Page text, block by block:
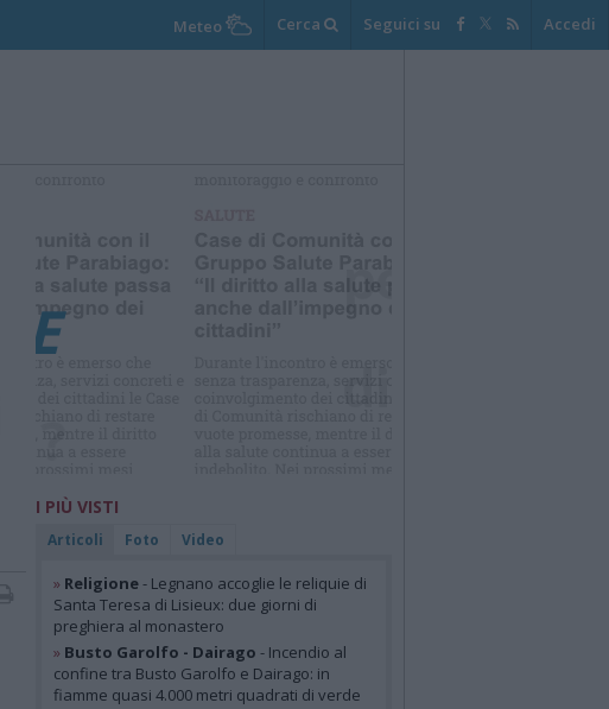
Meteo Cerca Seguici su Accedi
I PIÙ VISTI
Articoli Foto Video
» Religione- Legnano accoglie le reliquie di
Santa Teresa di Lisieux: due giorni di
preghiera al monastero
» Busto Garolfo - Dairago - Incendio al
confine tra Busto Garolfo e Dairago: in
fiamme quasi 4.000 metri quadrati di verde